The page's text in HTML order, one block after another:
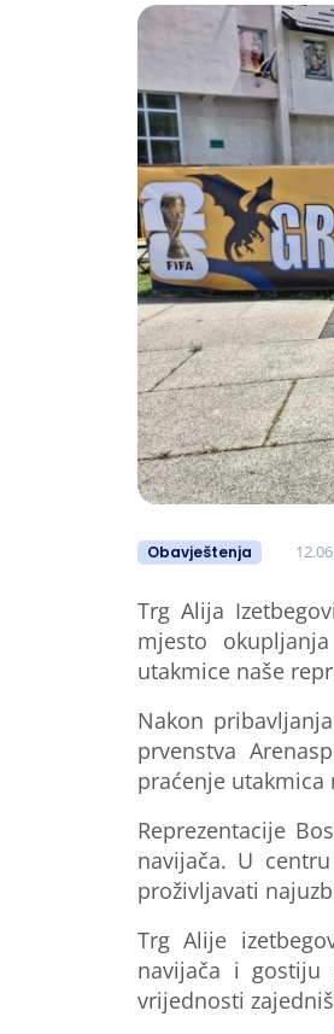
Obavještenja
Trg Alija
mjesto
utakmice naše
Nakon
prvenstva
praćenje utakmica
Reprezentacije
navijača. U
proživljavati
Trg Alije
navijača i gostiju
vrijednosti